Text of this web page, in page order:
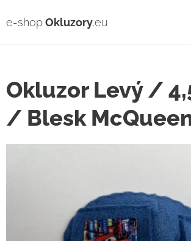
e-shopOkluzory.eu
Okluzor Levý /
/ Blesk